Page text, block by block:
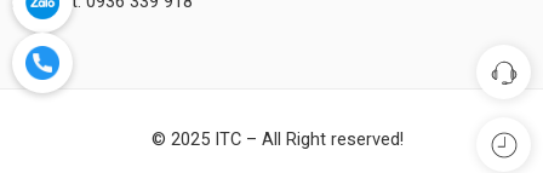
© 2025 ITC – All Right reserved!